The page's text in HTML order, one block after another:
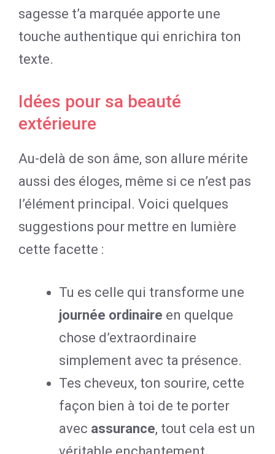
sagesse t’a marquée apporte une
touche authentique qui enrichira ton
texte.
Idées pour sa beauté
extérieure
Au-delà de son âme, son allure mérite
aussi des éloges, même si ce n’est pas
l’élément principal. Voici quelques
suggestions pour mettre en lumière
cette facette :
Tu es celle qui transforme une
journée ordinaire en quelque
chose d’extraordinaire
simplement avec ta présence.
Tes cheveux, ton sourire, cette
façon bien à toi de te porter
avec assurance, tout cela est un